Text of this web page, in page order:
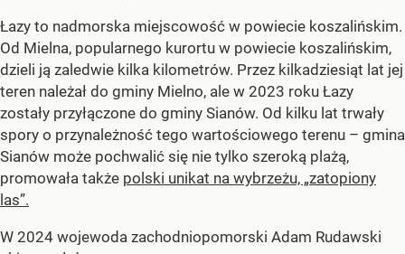
Łazy to nadmorska miejscowość w powiecie koszalińskim.
Od Mielna, popularnego kurortu w powiecie koszalińskim,
dzieli ją zaledwie kilka kilometrów. Przez kilkadziesiąt lat jej
teren należał do gminy Mielno, ale w 2023 roku Łazy
zostały przyłączone do gminy Sianów. Od kilku lat trwały
spory o przynależność tego wartościowego terenu – gmina
Sianów może pochwalić się nie tylko szeroką plażą,
promowała także polski unikat na wybrzeżu, „zatopiony
las”.
W 2024 wojewoda zachodniopomorski Adam Rudawski